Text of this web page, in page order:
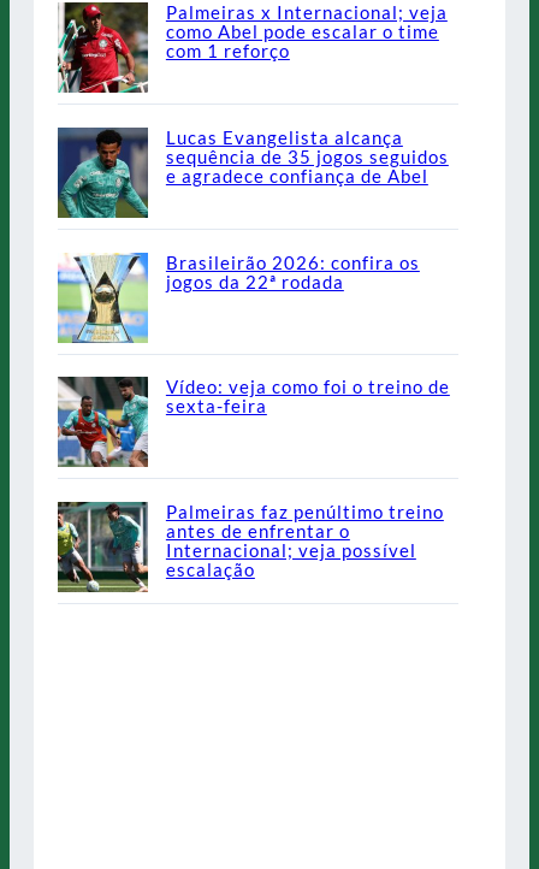
Palmeiras x Internacional; veja
como Abel pode escalar o time
com 1 reforço
Lucas Evangelista alcança
sequência de 35 jogos seguidos
e agradece confiança de Abel
Brasileirão 2026: confira os
jogos da 22ª rodada
Vídeo: veja como foi o treino de
sexta-feira
Palmeiras faz penúltimo treino
antes de enfrentar o
Internacional; veja possível
escalação